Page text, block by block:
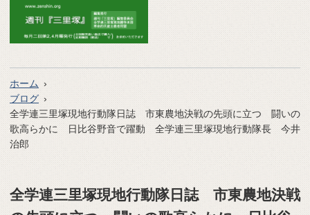
ホーム
ブログ
全学連三里塚現地行動隊日誌 市東農地決戦の先頭に立つ 闘いの
歌高らかに 日比谷野音で躍動 全学連三里塚現地行動隊長 今井
治郎
全学連三里塚現地行動隊日誌 市東農地決戦